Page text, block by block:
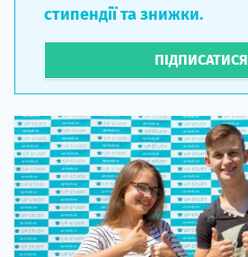
стипендії та знижки.
ПІДПИСАТИСЯ